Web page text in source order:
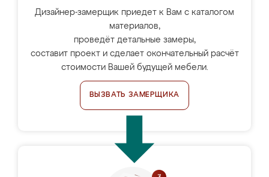
Дизайнер-замерщик приедет к Вам с каталогом
материалов,
проведёт детальные замеры,
составит проект и сделает окончательный расчёт
стоимости Вашей будущей мебели.
ВЫЗВАТЬ ЗАМЕРЩИКА